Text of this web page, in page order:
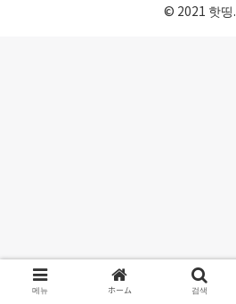
© 2021 핫띵.
메뉴 ホーム 검색